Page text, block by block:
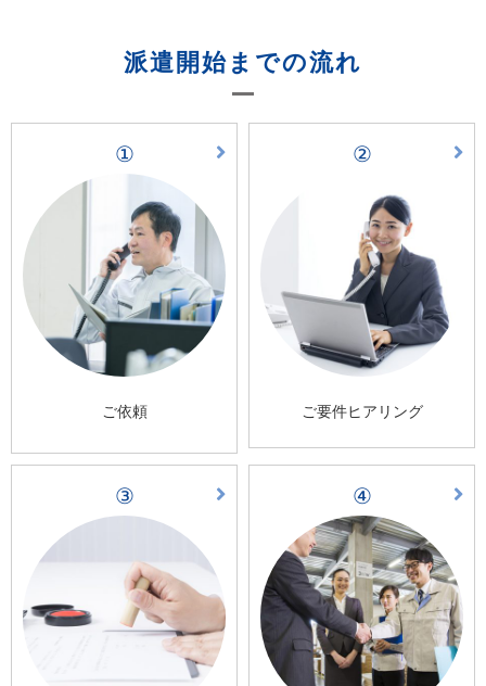
派遣開始までの流れ
①
ご依頼
②
ご要件ヒアリング
③ ④